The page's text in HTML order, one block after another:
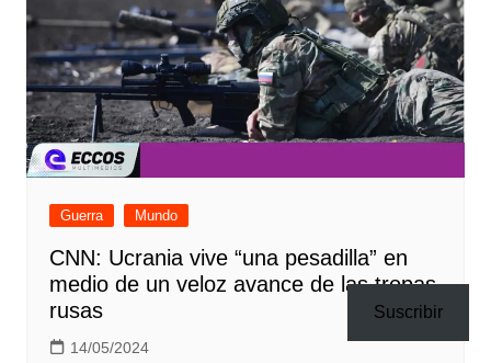
Guerra Mundo
CNN: Ucrania vive “una pesadilla” en
medio de un veloz avance de las tropas
rusas
14/05/2024
Suscribir